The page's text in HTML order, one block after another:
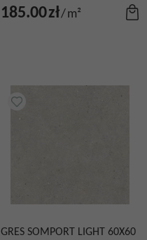
185.00zł/m²
GRES SOMPORT LIGHT 60X60